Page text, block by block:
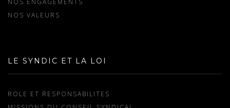
NOS VALEURS
LE SYNDIC ET LA LOI
ROLE ET RESPONSABILITES